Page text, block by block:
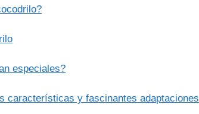
especiales?
características y fascinantes adaptaciones